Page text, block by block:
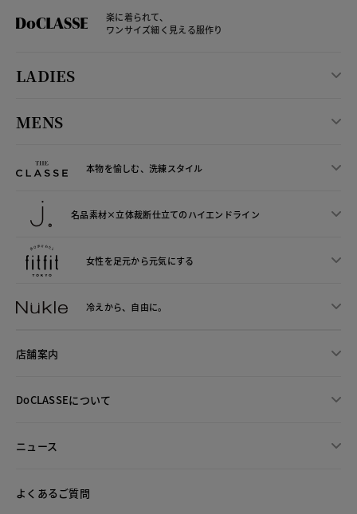
楽に着られて、
ワンサイズ細く見える服作り
LADIES
MENS
本物を愉しむ、洗練スタイル
名品素材×立体裁断仕立てのハイエンドライン
女性を足元から元気にする
冷えから、 自由に。
店舗案内
DoCLASSEについて
ニュース
よくあるご質問